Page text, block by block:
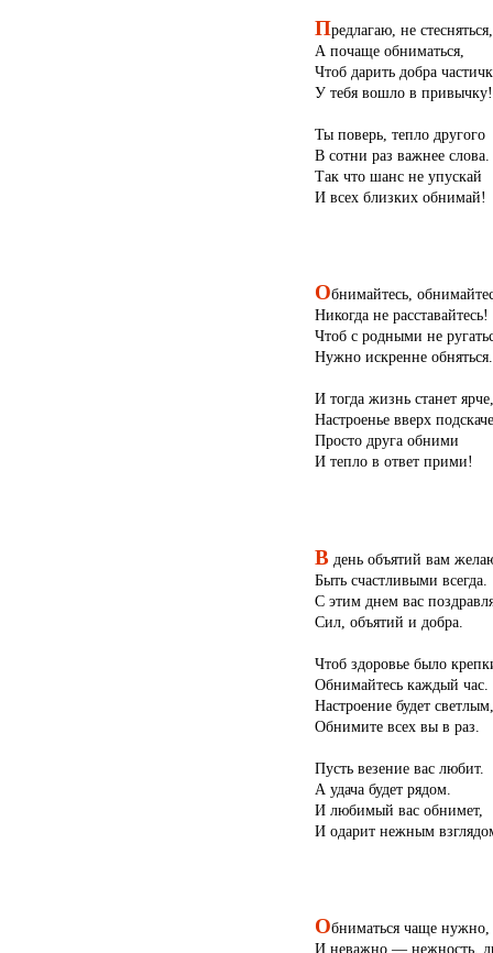
Предлагаю, не стесняться,
А почаще обниматься,
Чтоб дарить добра
У тебя вошло в привычку!
Ты поверь, тепло другого
В сотни раз важнее слова.
Так что шанс не упускай
И всех близких обнимай!
Обнимайтесь,
Никогда не расставайтесь!
Чтоб с родными не
Нужно искренне обняться.
И тогда жизнь станет ярче,
Настроенье вверх
Просто друга обними
И тепло в ответ прими!
Вдень объятий вам
Быть счастливыми всегда.
С этим днем вас
Сил, объятий и добра.
Чтоб здоровье было
Обнимайтесь каждый час.
Настроение будет светлым,
Обнимите всех вы в раз.
Пусть везение вас любит.
А удача будет рядом.
И любимый вас обнимет,
И одарит нежным
Обниматься чаще нужно,
И неважно — нежность,